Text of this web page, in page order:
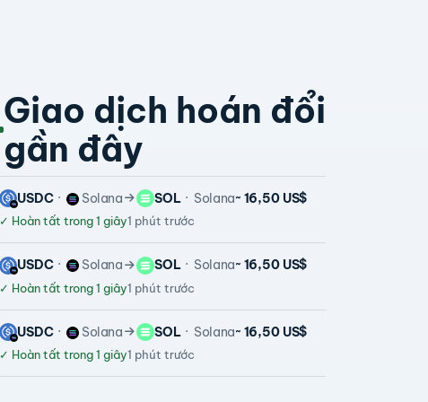
Giao dịch hoán đổi
gần đây
USDC Solana SOL Solana~ 16,50 US$
✓ Hoàn tất trong 1 giây1 phút trước
USDC Solana SOL Solana~ 16,50 US$
✓ Hoàn tất trong 1 giây1 phút trước
USDC Solana SOL Solana~ 16,50 US$
✓ Hoàn tất trong 1 giây1 phút trước